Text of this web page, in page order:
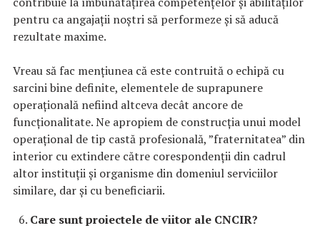
pentru ca angajații noștri să performeze și să aducă
rezultate maxime.
Vreau să fac mențiunea că este contruită o echipă cu
sarcini bine definite, elementele de suprapunere
operațională nefiind altceva decât ancore de
funcționalitate. Ne apropiem de construcția unui model
operațional de tip castă profesională, ”fraternitatea” din
interior cu extindere către corespondenții din cadrul
altor instituții și organisme din domeniul serviciilor
similare, dar și cu beneficiarii.
Care sunt proiectele de viitor ale CNCIR?